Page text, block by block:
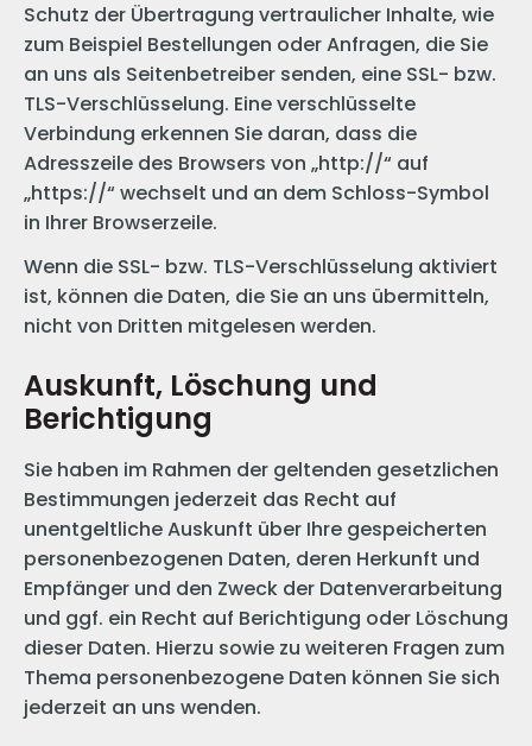
Schutz der Übertragung vertraulicher Inhalte, wie
zum Beispiel Bestellungen oder Anfragen, die Sie
an uns als Seitenbetreiber senden, eine SSL- bzw.
TLS-Verschlüsselung. Eine verschlüsselte
Verbindung erkennen Sie daran, dass die
Adresszeile des Browsers von „http://“ auf
„https://“ wechselt und an dem Schloss-Symbol
in Ihrer Browserzeile.
Wenn die SSL- bzw. TLS-Verschlüsselung aktiviert
ist, können die Daten, die Sie an uns übermitteln,
nicht von Dritten mitgelesen werden.
Auskunft, Löschung und
Berichtigung
Sie haben im Rahmen der geltenden gesetzlichen
Bestimmungen jederzeit das Recht auf
unentgeltliche Auskunft über Ihre gespeicherten
personenbezogenen Daten, deren Herkunft und
Empfänger und den Zweck der Datenverarbeitung
und ggf. ein Recht auf Berichtigung oder Löschung
dieser Daten. Hierzu sowie zu weiteren Fragen zum
Thema personenbezogene Daten können Sie sich
jederzeit an uns wenden.